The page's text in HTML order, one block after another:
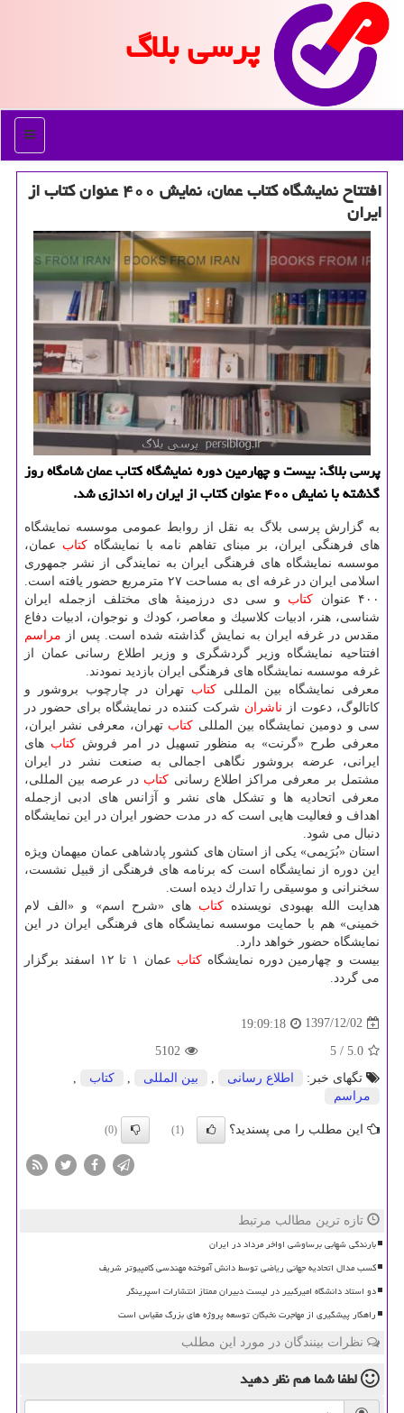
پرسی بلاگ
منو
افتتاح نمایشگاه كتاب عمان، نمایش ۴۰۰ عنوان كتاب از
ایران
پرسی بلاگ: بیست و چهارمین دوره نمایشگاه كتاب عمان شامگاه روز
گذشته با نمایش ۴۰۰ عنوان كتاب از ایران راه اندازی شد.
به گزارش پرسی بلاگ به نقل از روابط عمومی موسسه نمایشگاه
های فرهنگی ایران، بر مبنای تفاهم نامه با نمایشگاه كتاب عمان،
موسسه نمایشگاه های فرهنگی ایران به نمایندگی از نشر جمهوری
اسلامی ایران در غرفه ای به مساحت ۲۷ مترمربع حضور یافته است.
۴۰۰ عنوان
كتاب و سی دی درزمینهٔ های مختلف ازجمله ایران
شناسی، هنر، ادبیات كلاسیك و معاصر، كودك و نوجوان، ادبیات دفاع
مقدس در غرفه ایران به نمایش گذاشته شده است. پس از مراسم
افتتاحیه نمایشگاه وزیر گردشگری و وزیر اطلاع رسانی عمان از
غرفه موسسه نمایشگاه های فرهنگی ایران بازدید نمودند.
معرفی نمایشگاه بین المللیكتاب تهران در چارچوب بروشور و
كاتالوگ، دعوت از ناشران شركت كننده در نمایشگاه برای حضور در
سی و دومین نمایشگاه بین المللی كتاب تهران، معرفی نشر ایران،
معرفی طرح «گرنت» به منظور تسهیل در امر فروشكتاب های
ایرانی، عرضه بروشور نگاهی اجمالی به صنعت نشر در ایران
مشتمل بر معرفی مراكز اطلاع رسانی كتاب در عرصه بین المللی،
معرفی اتحادیه ها و تشكل های نشر و آژانس های ادبی ازجمله
اهداف و فعالیت هایی است كه در مدت حضور ایران در این نمایشگاه
دنبال می شود.
استان «بُرَیمی» یكی از استان های كشور پادشاهی عمان میهمان ویژه
این دوره از نمایشگاه است كه برنامه های فرهنگی از قبیل نشست،
سخنرانی و موسیقی را تدارك دیده است.
هدایت الله بهبودی نویسنده كتاب های «شرح اسم» و «الف لام
خمینی» هم با حمایت موسسه نمایشگاه های فرهنگی ایران در این
نمایشگاه حضور خواهد دارد.
بیست و چهارمین دوره نمایشگاهكتاب
عمان ۱ تا ۱۲ اسفند برگزار
می گردد.
1397/12/02
19:09:18
5.0
/ 5
5102
تگهای خبر:
اطلاع رسانی , بین المللی , كتاب
,
مراسم
این مطلب را می پسندید؟ (1)
(0)
تازه ترین مطالب مرتبط
بارندگی شهابی برساوشی اواخر مرداد در ایران
کسب مدال اتحادیه جهانی ریاضی توسط دانش آموخته مهندسی کامپیوتر شریف
دو استاد دانشگاه امیرکبیر در لیست دبیران ممتاز انتشارات اسپرینگر
راهکار پیشگیری از مهاجرت نخبگان توسعه پروژه های بزرگ مقیاس است
نظرات بینندگان در مورد این مطلب
لطفا شما همنظر دهید